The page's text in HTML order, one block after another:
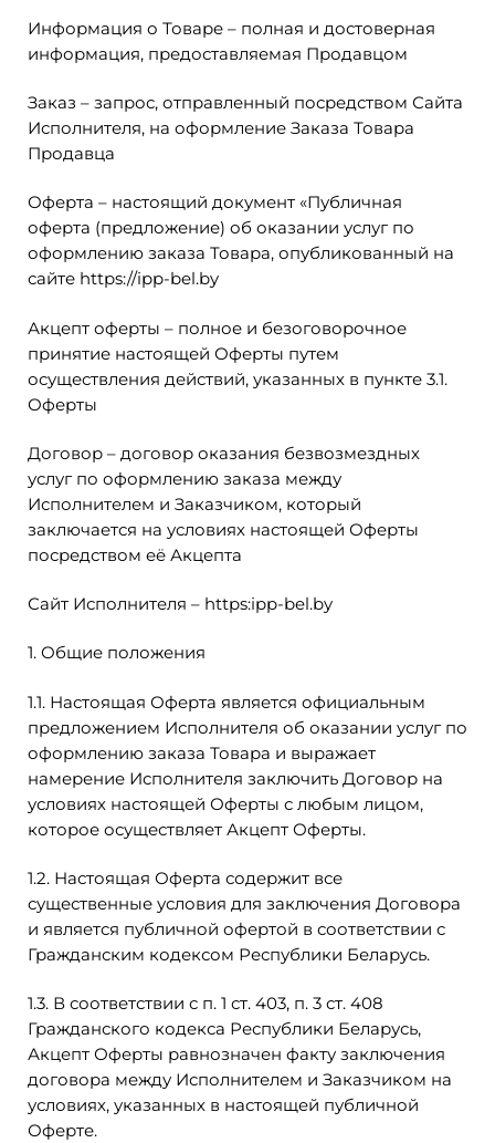
Информация о Товаре – полная и достоверная
информация, предоставляемая Продавцом
Заказ – запрос, отправленный посредством Сайта
Исполнителя, на оформление Заказа Товара
Продавца
Оферта – настоящий документ «Публичная
оферта (предложение) об оказании услуг по
оформлению заказа Товара, опубликованный на
сайте https://ipp-bel.by
Акцепт оферты – полное и безоговорочное
принятие настоящей Оферты путем
осуществления действий, указанных в пункте 3.1.
Оферты
Договор – договор оказания безвозмездных
услуг по оформлению заказа между
Исполнителем и Заказчиком, который
заключается на условиях настоящей Оферты
посредством её Акцепта
Сайт Исполнителя – https:ipp-bel.by
1. Общие положения
1.1. Настоящая Оферта является официальным
предложением Исполнителя об оказании услуг по
оформлению заказа Товара и выражает
намерение Исполнителя заключить Договор на
условиях настоящей Оферты с любым лицом,
которое осуществляет Акцепт Оферты.
1.2. Настоящая Оферта содержит все
существенные условия для заключения Договора
и является публичной офертой в соответствии с
Гражданским кодексом Республики Беларусь.
1.3. В соответствии с п. 1 ст. 403, п. 3 ст. 408
Гражданского кодекса Республики Беларусь,
Акцепт Оферты равнозначен факту заключения
договора между Исполнителем и Заказчиком на
условиях, указанных в настоящей публичной
Оферте.